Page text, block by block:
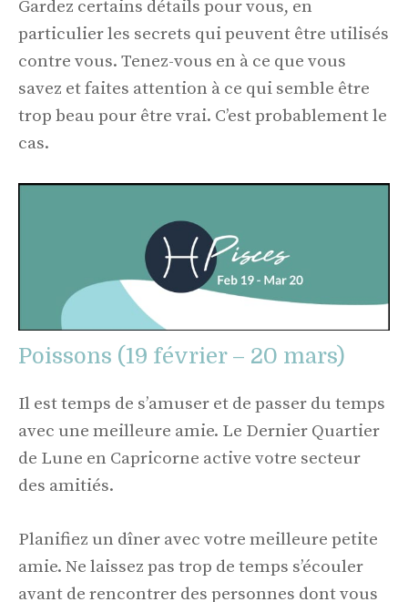
Gardez certains détails pour vous, en
particulier les secrets qui peuvent être utilisés
contre vous. Tenez-vous en à ce que vous
savez et faites attention à ce qui semble être
trop beau pour être vrai. C’est probablement le
cas.
Poissons (19 février – 20 mars)
Il est temps de s’amuser et de passer du temps
avec une meilleure amie. Le Dernier Quartier
de Lune en Capricorne active votre secteur
des amitiés.
Planifiez un dîner avec votre meilleure petite
amie. Ne laissez pas trop de temps s’écouler
avant de rencontrer des personnes dont vous